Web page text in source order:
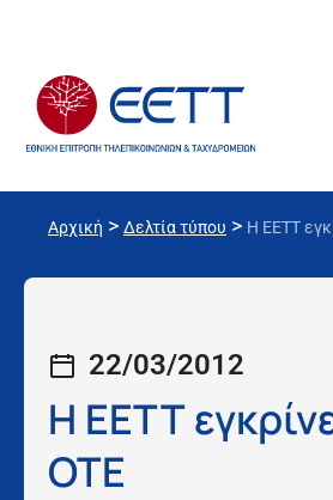
Αρχική > Δελτία τύπου > Η ΕΕΤΤ
22/03/2012
Η ΕΕΤΤ
ΟΤΕ